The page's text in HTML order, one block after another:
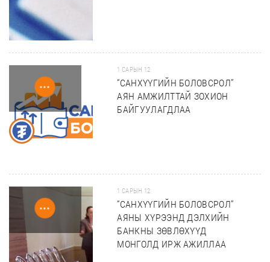
1 САРЫН 12
“САНХҮҮГИЙН БОЛОВСРОЛ”
АЯН АМЖИЛТТАЙ ЗОХИОН
БАЙГУУЛАГДЛАА
1 САРЫН 12
“САНХҮҮГИЙН БОЛОВСРОЛ”
АЯНЫ ХҮРЭЭНД ДЭЛХИЙН
БАНКНЫ ЗӨВЛӨХҮҮД
МОНГОЛД ИРЖ АЖИЛЛАА